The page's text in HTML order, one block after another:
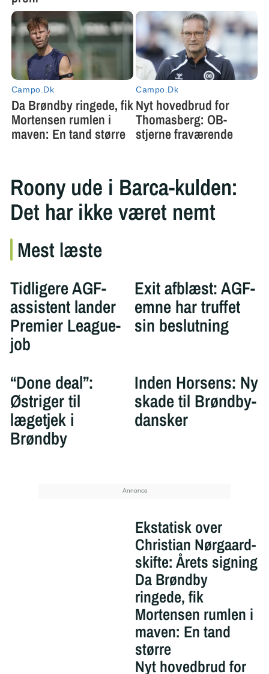
Roony ude i Barca-kulden:
Det har ikke været nemt
Mest læste
Tidligere AGF-
assistent lander
Premier League-
job
Exit afblæst: AGF-
emne har truffet
sin beslutning
“Done deal”:
Østriger til
lægetjek i
Brøndby
Inden Horsens: Ny
skade til Brøndby-
dansker
Ekstatisk over
Christian Nørgaard-
skifte: Årets signing
Da Brøndby
ringede, fik
Mortensen rumlen i
maven: En tand
større
Nyt hovedbrud for